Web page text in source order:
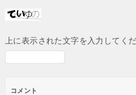
上に表示された文字を入力してくだ
コメント